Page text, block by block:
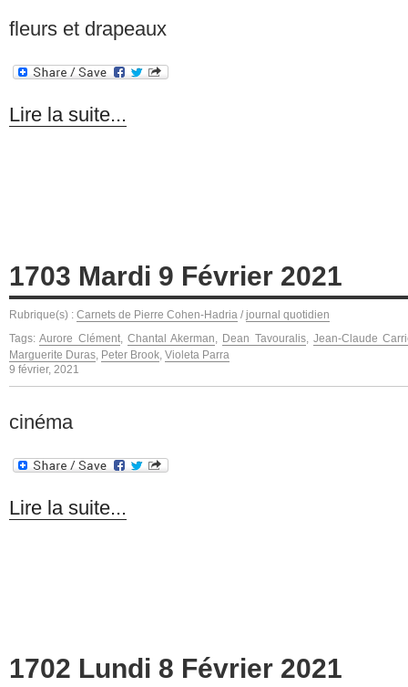
fleurs et drapeaux
Lire la suite...
1703 Mardi 9 Février 2021
Rubrique(s) : Carnets de Pierre Cohen-Hadria / journal quotidien
Tags:Aurore Clément, Chantal Akerman Dean Tavouralis, Jean-Claude
Marguerite Duras Peter Brook Violeta Parra
9 février, 2021
cinéma
Lire la suite...
1702 Lundi 8 Février 2021